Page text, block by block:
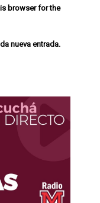
browser for the
nueva entrada.